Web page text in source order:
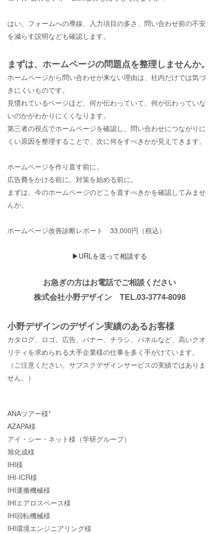
はい。フォームへの導線、入力項目の多さ、問い合わせ前の不安
を減らす説明なども確認します。
まずは、ホームページの問題点を整理しませんか。
ホームページから問い合わせが来ない理由は、社内だけでは気づ
きにくいものです。
見慣れているページほど、何が伝わっていて、何が伝わっていな
いのかがわかりにくくなります。
第三者の視点でホームページを確認し、問い合わせにつながりに
くい原因を整理することで、次に何をすべきかが見えてきます。
ホームページを作り直す前に。
広告費をかける前に。対策を始める前に。
まずは、今のホームページのどこを直すべきかを確認してみませ
んか。
ホームページ改善診断レポート 33,000円（税込）
▶︎URLを送って相談する
お急ぎの方はお電話でご相談ください
株式会社小野デザイン TEL.03-3774-8098
小野デザインのデザイン実績のあるお客様
カタログ、ロゴ、広告、バナー、チラシ、パネルなど、高いクオ
リティを求められる大手企業様の仕事を多く手がけています。
（ご注意ください。サブスクデザインサービスの実績ではありま
せん。）
ANAツアー様*
AZAPA様
アイ・シー・ネット様（学研グループ）
旭化成様
IHI様
IHI-ICR様
IHI運搬機械様
IHIエアロスペース様
IHI回転機械様
IHI環境エンジニアリング様